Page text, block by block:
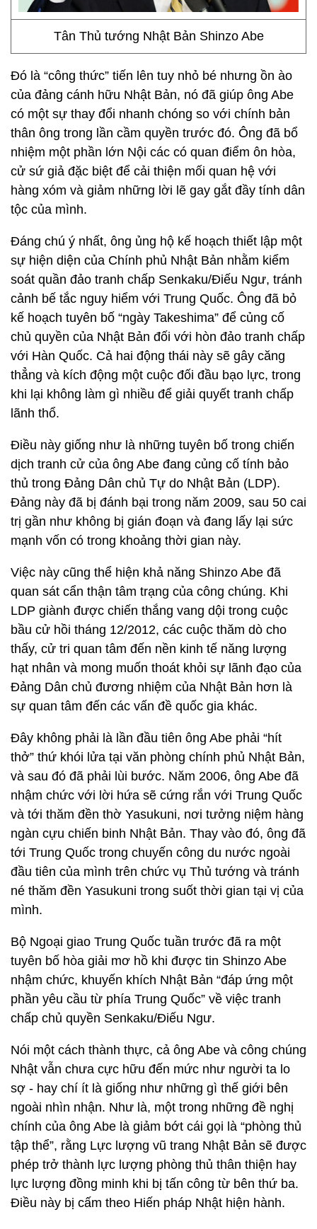
Tân Thủ tướng Nhật Bản Shinzo Abe
Đó là “công thức” tiến lên tuy nhỏ bé nhưng ồn ào
của đảng cánh hữu Nhật Bản, nó đã giúp ông Abe
có một sự thay đổi nhanh chóng so với chính bản
thân ông trong lần cầm quyền trước đó. Ông đã bổ
nhiệm một phần lớn Nội các có quan điểm ôn hòa,
cử sứ giả đặc biệt để cải thiện mối quan hệ với
hàng xóm và giảm những lời lẽ gay gắt đầy tính dân
tộc của mình.
Đáng chú ý nhất, ông ủng hộ kế hoạch thiết lập một
sự hiện diện của Chính phủ Nhật Bản nhằm kiểm
soát quần đảo tranh chấp Senkaku/Điếu Ngư, tránh
cảnh bế tắc nguy hiểm với Trung Quốc. Ông đã bỏ
kế hoạch tuyên bố “ngày Takeshima” để củng cố
chủ quyền của Nhật Bản đối với hòn đảo tranh chấp
với Hàn Quốc. Cả hai động thái này sẽ gây căng
thẳng và kích động một cuộc đối đầu bạo lực, trong
khi lại không làm gì nhiều để giải quyết tranh chấp
lãnh thổ.
Điều này giống như là những tuyên bố trong chiến
dịch tranh cử của ông Abe đang củng cố tính bảo
thủ trong Đảng Dân chủ Tự do Nhật Bản (LDP).
Đảng này đã bị đánh bại trong năm 2009, sau 50 cai
trị gần như không bị gián đoạn và đang lấy lại sức
mạnh vốn có trong khoảng thời gian này.
Việc này cũng thể hiện khả năng Shinzo Abe đã
quan sát cẩn thận tâm trạng của công chúng. Khi
LDP giành được chiến thắng vang dội trong cuộc
bầu cử hồi tháng 12/2012, các cuộc thăm dò cho
thấy, cử tri quan tâm đến nền kinh tế năng lượng
hạt nhân và mong muốn thoát khỏi sự lãnh đạo của
Đảng Dân chủ đương nhiệm của Nhật Bản hơn là
sự quan tâm đến các vấn đề quốc gia khác.
Đây không phải là lần đầu tiên ông Abe phải “hít
thở” thứ khói lửa tại văn phòng chính phủ Nhật Bản,
và sau đó đã phải lùi bước. Năm 2006, ông Abe đã
nhậm chức với lời hứa sẽ cứng rắn với Trung Quốc
và tới thăm đền thờ Yasukuni, nơi tưởng niệm hàng
ngàn cựu chiến binh Nhật Bản. Thay vào đó, ông đã
tới Trung Quốc trong chuyến công du nước ngoài
đầu tiên của mình trên chức vụ Thủ tướng và tránh
né thăm đền Yasukuni trong suốt thời gian tại vị của
mình.
Bộ Ngoại giao Trung Quốc tuần trước đã ra một
tuyên bố hòa giải mơ hồ khi được tin Shinzo Abe
nhậm chức, khuyến khích Nhật Bản “đáp ứng một
phần yêu cầu từ phía Trung Quốc” về việc tranh
chấp chủ quyền Senkaku/Điếu Ngư.
Nói một cách thành thực, cả ông Abe và công chúng
Nhật vẫn chưa cực hữu đến mức như người ta lo
sợ - hay chí ít là giống như những gì thế giới bên
ngoài nhìn nhận. Như là, một trong những đề nghị
chính của ông Abe là giảm bớt cái gọi là “phòng thủ
tập thể”, rằng Lực lượng vũ trang Nhật Bản sẽ được
phép trở thành lực lượng phòng thủ thân thiện hay
lực lượng đồng minh khi bị tấn công từ bên thứ ba.
Điều này bị cấm theo Hiến pháp Nhật hiện hành.